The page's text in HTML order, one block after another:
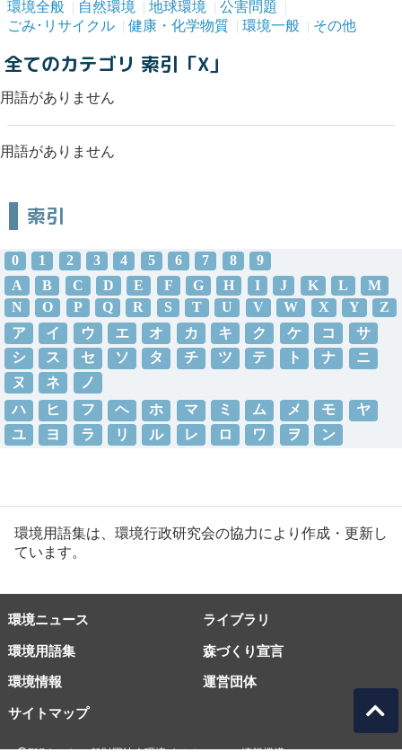
環境全般 自然環境 地球環境
公害問題
ごみ･リサイクル
健康・化学物質 環境一般 その他
全てのカテゴリ 索引「X」
用語がありません
用語がありません
索引
0 1 2 3 4 5 6 7 8
9
A
B C D E F G H I J K L
M
N
O P Q R S T U V W X Y
Z
ア
イ ウ エ オ カ キ ク ケ コ
サ
シ
ス セ ソ タ チ ツ テ ト ナ
ニ
ヌ
ネ
ノ
ハ
ヒ フ ヘ ホ マ ミ ム メ モ
ヤ
ユ
ヨ ラ リ ル レ ロ ワ ヲ ン
環境用語集は、環境行政研究会の協力により作成・更新し
ています。
環境ニュース ライブラリ
環境用語集 森づくり宣言
環境情報
サイトマップ
運営団体